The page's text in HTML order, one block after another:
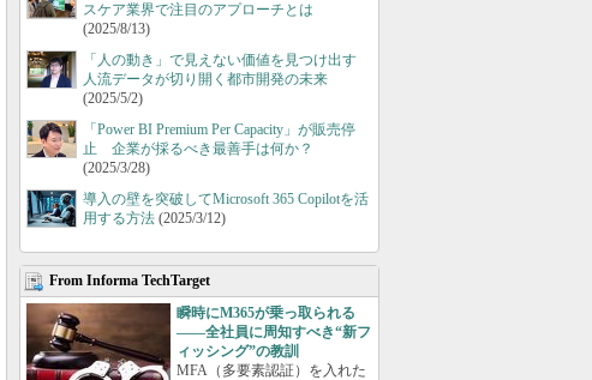
スケア業界で注目のアプローチとは
(2025/8/13)
「人の動き」で見えない価値を見つけ出す
人流データが切り開く都市開発の未来
(2025/5/2)
「Power BI Premium Per Capacity」が販売停
止 企業が採るべき最善手は何か？
(2025/3/28)
導入の壁を突破してMicrosoft 365 Copilotを活
用する方法 (2025/3/12)
From Informa TechTarget
瞬時にM365が乗っ取られる
――全社員に周知すべき“新フ
ィッシング”の教訓
MFA（多要素認証）を入れた